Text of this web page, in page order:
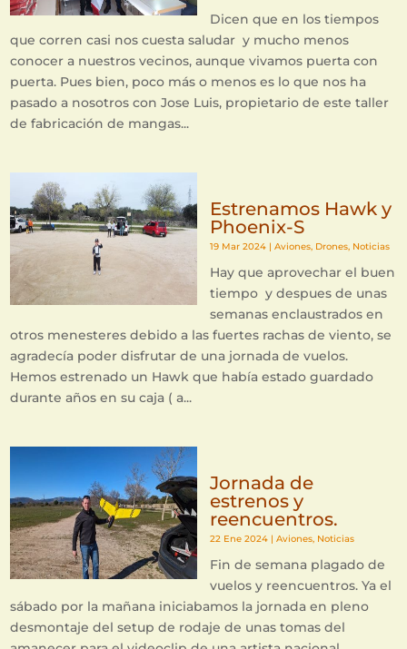
Dicen que en los tiempos
que corren casi nos cuesta saludar y mucho menos
conocer a nuestros vecinos, aunque vivamos puerta con
puerta. Pues bien, poco más o menos es lo que nos ha
pasado a nosotros con Jose Luis, propietario de este taller
de fabricación de mangas...
Estrenamos Hawk y
Phoenix-S
19 Mar 2024 |Aviones, Drones, Noticias
Hay que aprovechar el buen
tiempo y despues de unas
semanas enclaustrados en
otros menesteres debido a las fuertes rachas de viento, se
agradecía poder disfrutar de una jornada de vuelos.
Hemos estrenado un Hawk que había estado guardado
durante años en su caja ( a...
Jornada de
estrenos y
reencuentros.
22 Ene 2024 |Aviones, Noticias
Fin de semana plagado de
vuelos y reencuentros. Ya el
sábado por la mañana iniciabamos la jornada en pleno
desmontaje del setup de rodaje de unas tomas del